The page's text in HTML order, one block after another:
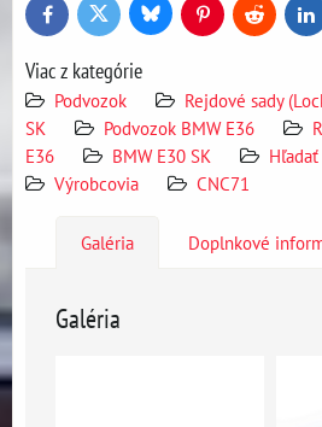
FacebookTwitter BlueskyPinterestReddit
Viac z kategórie
Podvozok Rejdové sady
SK
Podvozok BMW E36
E36
BMW E30 SK
Výrobcovia
CNC71
Galéria Doplnkové
Galéria